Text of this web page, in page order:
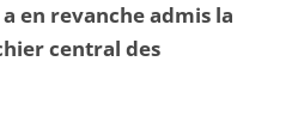
a en revanche admis la
central des